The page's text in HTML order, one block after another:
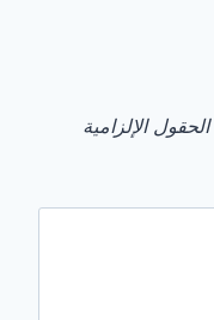
الحقول الإلزامية